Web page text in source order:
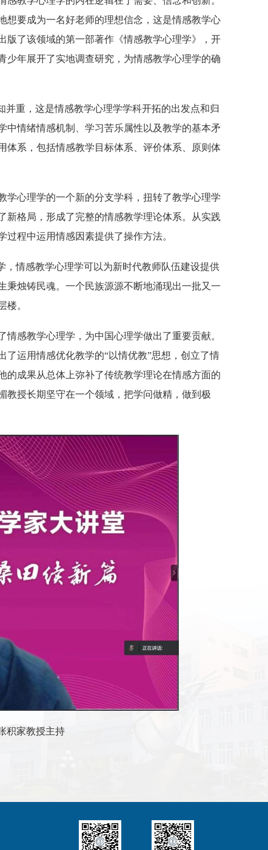
想要成为一名好老师的理想信念，这是情感教学心
版了该领域的第一部著作《情感教学心理学》，开
少年展开了实地调查研究，为情感教学心理学的确
重，这是情感教学心理学学科开拓的出发点和归
中情绪情感机制、学习苦乐属性以及教学的基本矛
体系，包括情感教学目标体系、评价体系、原则体
学心理学的一个新的分支学科，扭转了教学心理学
新格局，形成了完整的情感教学理论体系。从实践
过程中运用情感因素提供了操作方法。
，情感教学心理学可以为新时代教师队伍建设提供
秉烛铸民魂。一个民族源源不断地涌现出一批又一
楼。
感教学心理学，为中国心理学做出了重要贡献。
运用情感优化教学的“以情优教”思想，创立了情
的成果从总体上弥补了传统教学理论在情感方面的
教授长期坚守在一个领域，把学问做精，做到极
积家教授主持